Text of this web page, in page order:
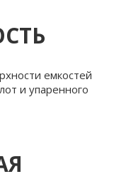
емкостей
и упаренного